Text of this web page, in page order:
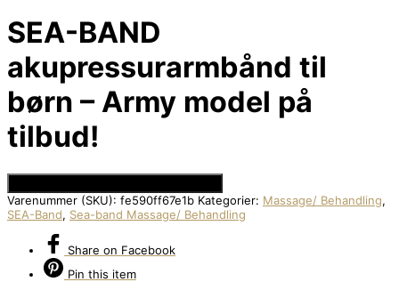
SEA-BAND
akupressurarmbånd til
børn – Army model på
tilbud!
Varenummer (SKU): fe590ff67e1b Kategorier: Massage/ Behandling,
SEA-Band, Sea-band Massage/ Behandling
Share on Facebook
Pin this item